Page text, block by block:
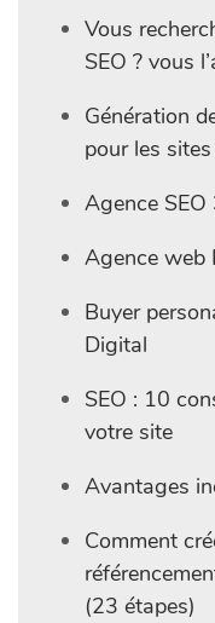
Vous
SEO ? vous
Génération
pour les
Agence
Agence web
Buyer
Digital
SEO : 10
votre site
Avantages
Comment
(23 étapes)